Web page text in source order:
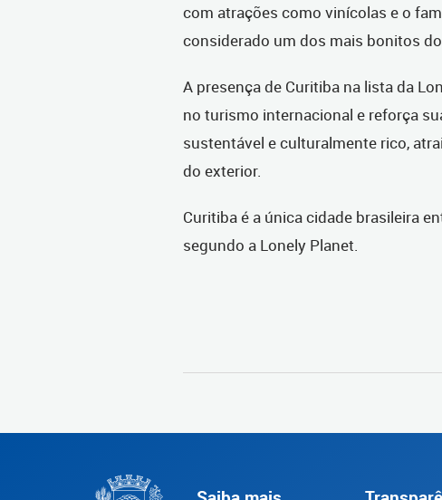
com atrações como vinícolas e o
considerado um dos mais bonitos
A presença de Curitiba na lista da
no turismo internacional e reforça
sustentável e culturalmente rico,
do exterior.
Curitiba é a única cidade brasileira
segundo a Lonely Planet.